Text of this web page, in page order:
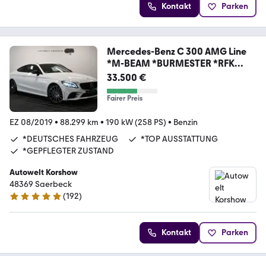
Kontakt Parken
Mercedes-Benz C 300 AMG Line
*M-BEAM *BURMESTER *RFK
*VIRTUAL
33.500 €
Fairer Preis
EZ 08/2019 • 88.299 km • 190 kW (258 PS) • Benzin
*DEUTSCHES FAHRZEUG
*TOP AUSSTATTUNG
*GEPFLEGTER ZUSTAND
Autowelt Korshow
48369 Saerbeck
4.9 Sterne
(192)
Kontakt Parken